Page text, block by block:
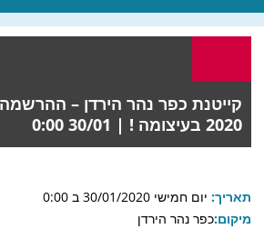
קייטנת כפר נהר הירדן –
2020 בעיצומה ! |
30/01 0:00
תאריך: יום חמישי 30/01/2020 ב 0:00
מיקום:כפר נהר הירדן